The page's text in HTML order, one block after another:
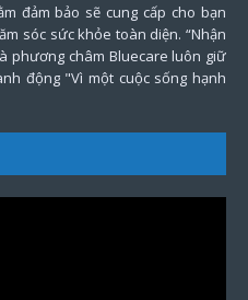
đảm bảo sẽ cung cấp cho bạn
sóc sức khỏe toàn diện. “Nhận
phương châm Bluecare luôn giữ
động "Vì một cuộc sống hạnh